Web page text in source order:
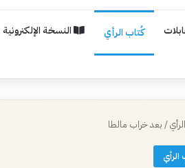
كُتاب الرأي النسخة الإلكترونية
/ بعد خراب مالطا
الرأي